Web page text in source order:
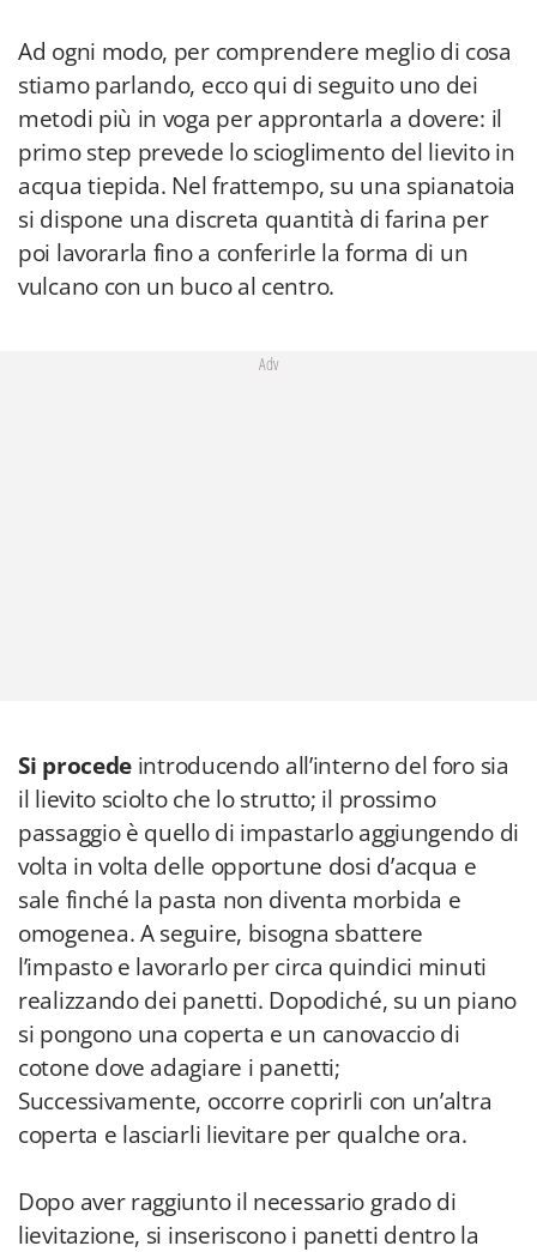
Ad ogni modo, per comprendere meglio di cosa
stiamo parlando, ecco qui di seguito uno dei
metodi più in voga per approntarla a dovere: il
primo step prevede lo scioglimento del lievito in
acqua tiepida. Nel frattempo, su una spianatoia
si dispone una discreta quantità di farina per
poi lavorarla fino a conferirle la forma di un
vulcano con un buco al centro.
Adv
Si procede introducendo all’interno del foro sia
il lievito sciolto che lo strutto; il prossimo
passaggio è quello di impastarlo aggiungendo di
volta in volta delle opportune dosi d’acqua e
sale finché la pasta non diventa morbida e
omogenea. A seguire, bisogna sbattere
l’impasto e lavorarlo per circa quindici minuti
realizzando dei panetti. Dopodiché, su un piano
si pongono una coperta e un canovaccio di
cotone dove adagiare i panetti;
Successivamente, occorre coprirli con un’altra
coperta e lasciarli lievitare per qualche ora.
Dopo aver raggiunto il necessario grado di
lievitazione, si inseriscono i panetti dentro la